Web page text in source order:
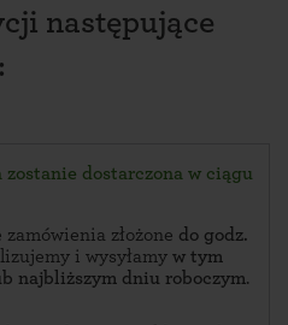
następujące
zostanie dostarczona w ciągu
zamówienia złożone do godz.
i wysyłamy w tym
najbliższym dniu roboczym.